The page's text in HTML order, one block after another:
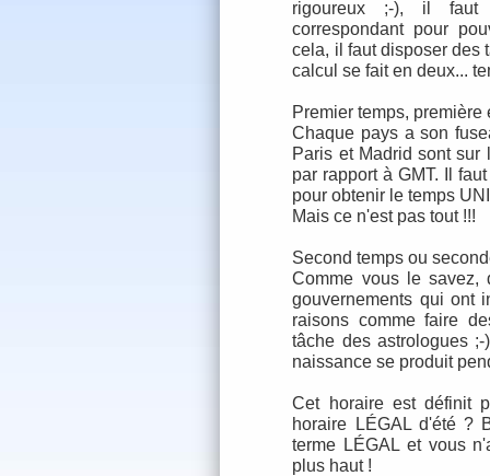
rigoureux ;-), il faut
correspondant pour
cela, il faut disposer des
calcul se fait en deux...
Premier temps,
Chaque pays a son
Paris et Madrid sont sur
par rapport à GMT. Il
pour obtenir le temps
Mais ce n'est pas tout !!!
Second temps ou
Comme vous le savez,
gouvernements qui ont
raisons comme faire
tâche des astrologues
naissance se produit
Cet horaire est définit
horaire LÉGAL d'été ?
terme LÉGAL et vous
plus haut !